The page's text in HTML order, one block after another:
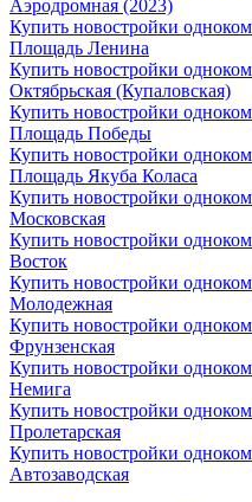
Аэродромная (2023)
Купить новостройки
Площадь Ленина
Купить новостройки
Октябрьская (Купаловская)
Купить новостройки
Площадь Победы
Купить новостройки
Площадь Якуба Коласа
Купить новостройки
Московская
Купить новостройки
Восток
Купить новостройки
Молодежная
Купить новостройки
Фрунзенская
Купить новостройки
Немига
Купить новостройки
Пролетарская
Купить новостройки
Автозаводская